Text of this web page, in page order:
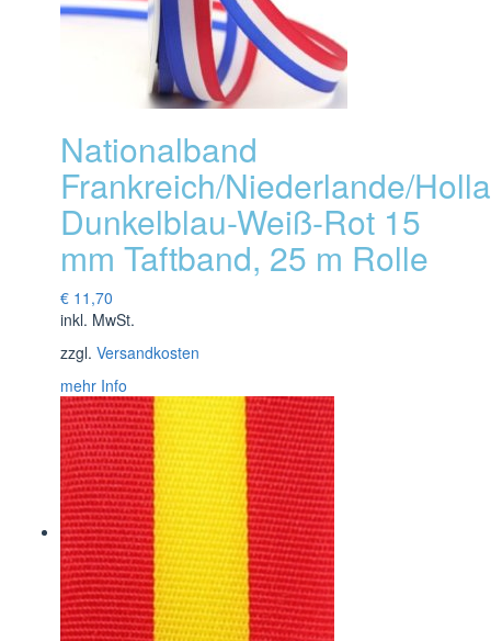
Nationalband
Frankreich/Niederlande/
Dunkelblau-Weiß-Rot 15
mm Taftband, 25 m Rolle
€ 11,70
inkl. MwSt.
zzgl. Versandkosten
mehr Info